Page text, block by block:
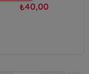
₺40,00